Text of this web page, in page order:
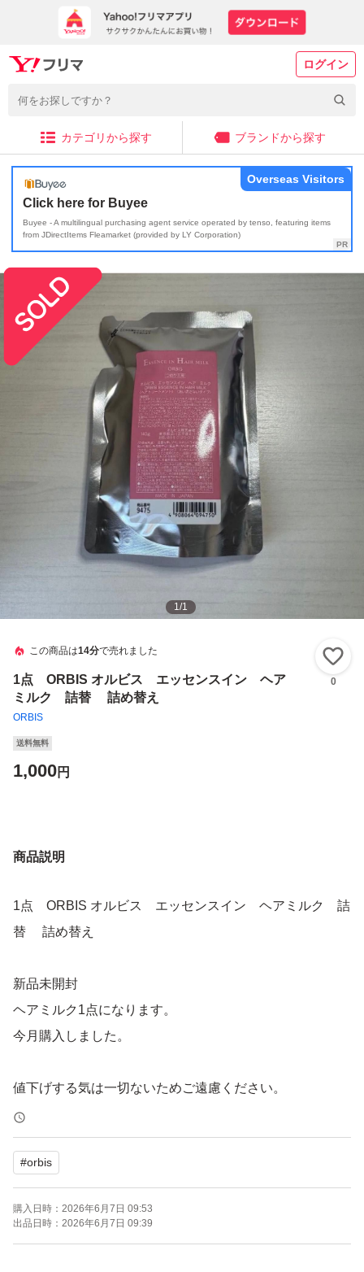
ログイン
カテゴリから探す ブランドから探す
Click here for Buyee
Buyee - A multilingual purchasing agent service operated by tenso, featuring items
from JDirectItems Fleamarket (provided by LY Corporation)
Overseas Visitors
1/1
この商品は14分で売れました
1点 ORBIS オルビス エッセンスイン ヘア
ミルク 詰替 詰め替え
ORBIS
0
送料無料
1,000円
商品説明
1点 ORBIS オルビス エッセンスイン ヘアミルク 詰
替 詰め替え
新品未開封
ヘアミルク1点になります。
今月購入しました。
値下げする気は一切ないためご遠慮ください。
3点セットが一番オトクに購入できます。
出品しておりますのでご検討ください
OPP等にはいれず、そのまま発送
開封後はメーカー元へ問い合わせはください。
#orbis
購入日時： 2026年6月7日 09:53
出品日時： 2026年6月7日 09:39